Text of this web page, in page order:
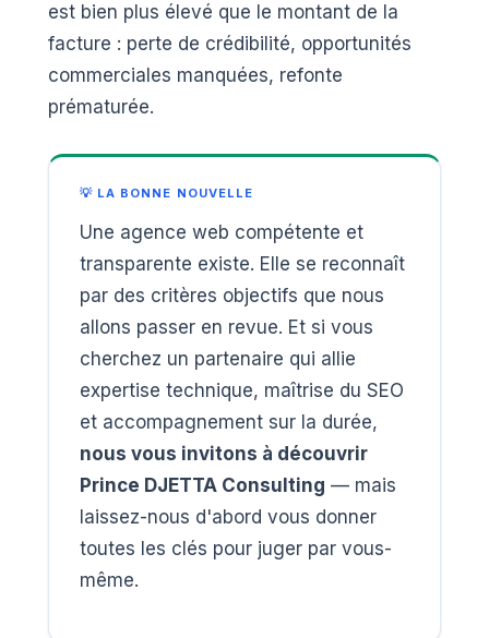
est bien plus élevé que le montant de la
facture : perte de crédibilité, opportunités
commerciales manquées, refonte
prématurée.
💡 LA BONNE NOUVELLE
Une agence web compétente et
transparente existe. Elle se reconnaît
par des critères objectifs que nous
allons passer en revue. Et si vous
cherchez un partenaire qui allie
expertise technique, maîtrise du SEO
et accompagnement sur la durée,
nous vous invitons à découvrir
Prince DJETTA Consulting — mais
laissez-nous d'abord vous donner
toutes les clés pour juger par vous-
même.